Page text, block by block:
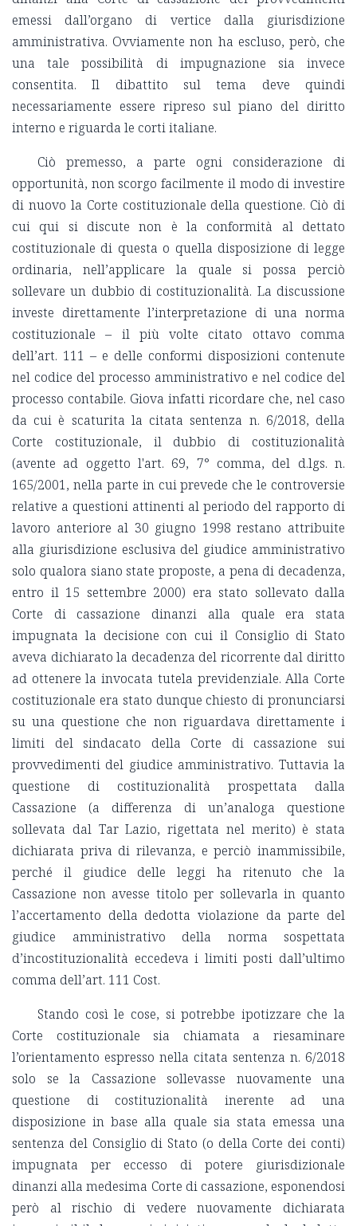
emessi dall’organo di vertice dalla giurisdizione
amministrativa. Ovviamente non ha escluso, però, che
una tale possibilità di impugnazione sia invece
consentita. Il dibattito sul tema deve quindi
necessariamente essere ripreso sul piano del diritto
interno e riguarda le corti italiane.
Ciò premesso, a parte ogni considerazione di
opportunità, non scorgo facilmente il modo di investire
di nuovo la Corte costituzionale della questione. Ciò di
cui qui si discute non è la conformità al dettato
costituzionale di questa o quella disposizione di legge
ordinaria, nell’applicare la quale si possa perciò
sollevare un dubbio di costituzionalità. La discussione
investe direttamente l’interpretazione di una norma
costituzionale – il più volte citato ottavo comma
dell’art. 111 – e delle conformi disposizioni contenute
nel codice del processo amministrativo e nel codice del
processo contabile. Giova infatti ricordare che, nel caso
da cui è scaturita la citata sentenza n. 6/2018, della
Corte costituzionale, il dubbio di costituzionalità
(avente ad oggetto l'art. 69, 7° comma, del d.lgs. n.
165/2001, nella parte in cui prevede che le controversie
relative a questioni attinenti al periodo del rapporto di
lavoro anteriore al 30 giugno 1998 restano attribuite
alla giurisdizione esclusiva del giudice amministrativo
solo qualora siano state proposte, a pena di decadenza,
entro il 15 settembre 2000) era stato sollevato dalla
Corte di cassazione dinanzi alla quale era stata
impugnata la decisione con cui il Consiglio di Stato
aveva dichiarato la decadenza del ricorrente dal diritto
ad ottenere la invocata tutela previdenziale. Alla Corte
costituzionale era stato dunque chiesto di pronunciarsi
su una questione che non riguardava direttamente i
limiti del sindacato della Corte di cassazione sui
provvedimenti del giudice amministrativo. Tuttavia la
questione di costituzionalità prospettata dalla
Cassazione (a differenza di un’analoga questione
sollevata dal Tar Lazio, rigettata nel merito) è stata
dichiarata priva di rilevanza, e perciò inammissibile,
perché il giudice delle leggi ha ritenuto che la
Cassazione non avesse titolo per sollevarla in quanto
l’accertamento della dedotta violazione da parte del
giudice amministrativo della norma sospettata
d’incostituzionalità eccedeva i limiti posti dall’ultimo
comma dell’art. 111 Cost.
Stando così le cose, si potrebbe ipotizzare che la
Corte costituzionale sia chiamata a riesaminare
l’orientamento espresso nella citata sentenza n. 6/2018
solo se la Cassazione sollevasse nuovamente una
questione di costituzionalità inerente ad una
disposizione in base alla quale sia stata emessa una
sentenza del Consiglio di Stato (o della Corte dei conti)
impugnata per eccesso di potere giurisdizionale
dinanzi alla medesima Corte di cassazione, esponendosi
però al rischio di vedere nuovamente dichiarata